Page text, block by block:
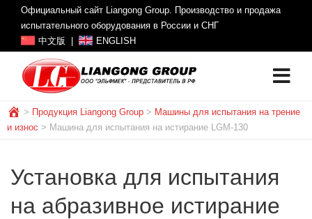
Официальный сайт Liangong Group. Производство и продажа
испытательного оборудования в России и СНГ
中文版
ENGLISH
> Продукция Liangong Group > Машины для испытания на трение
и износ > Машина для испытания на истирание LGM-130
Установка для испытания
на абразивное истирание